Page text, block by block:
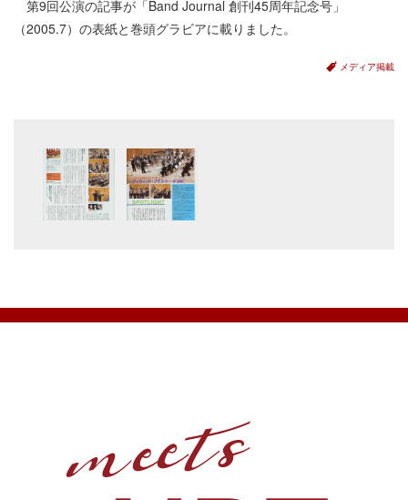
第9回公演の記事が「Band Journal 創刊45周年記念号」
（2005.7）の表紙と巻頭グラビアに載りました。
メディア掲載